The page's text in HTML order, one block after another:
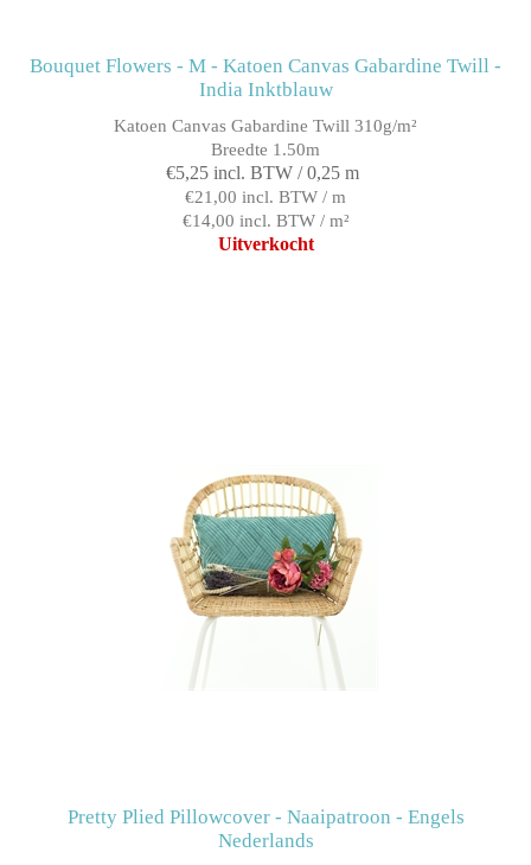
Bouquet Flowers - M - Katoen Canvas Gabardine Twill -
India Inktblauw
Katoen Canvas Gabardine Twill 310g/m²
Breedte 1.50m
€5,25 incl. BTW / 0,25 m
€21,00 incl. BTW / m
€14,00 incl. BTW / m²
Uitverkocht
Pretty Plied Pillowcover - Naaipatroon - Engels
Nederlands